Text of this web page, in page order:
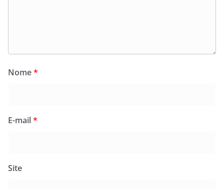
Nome*
E-mail*
Site